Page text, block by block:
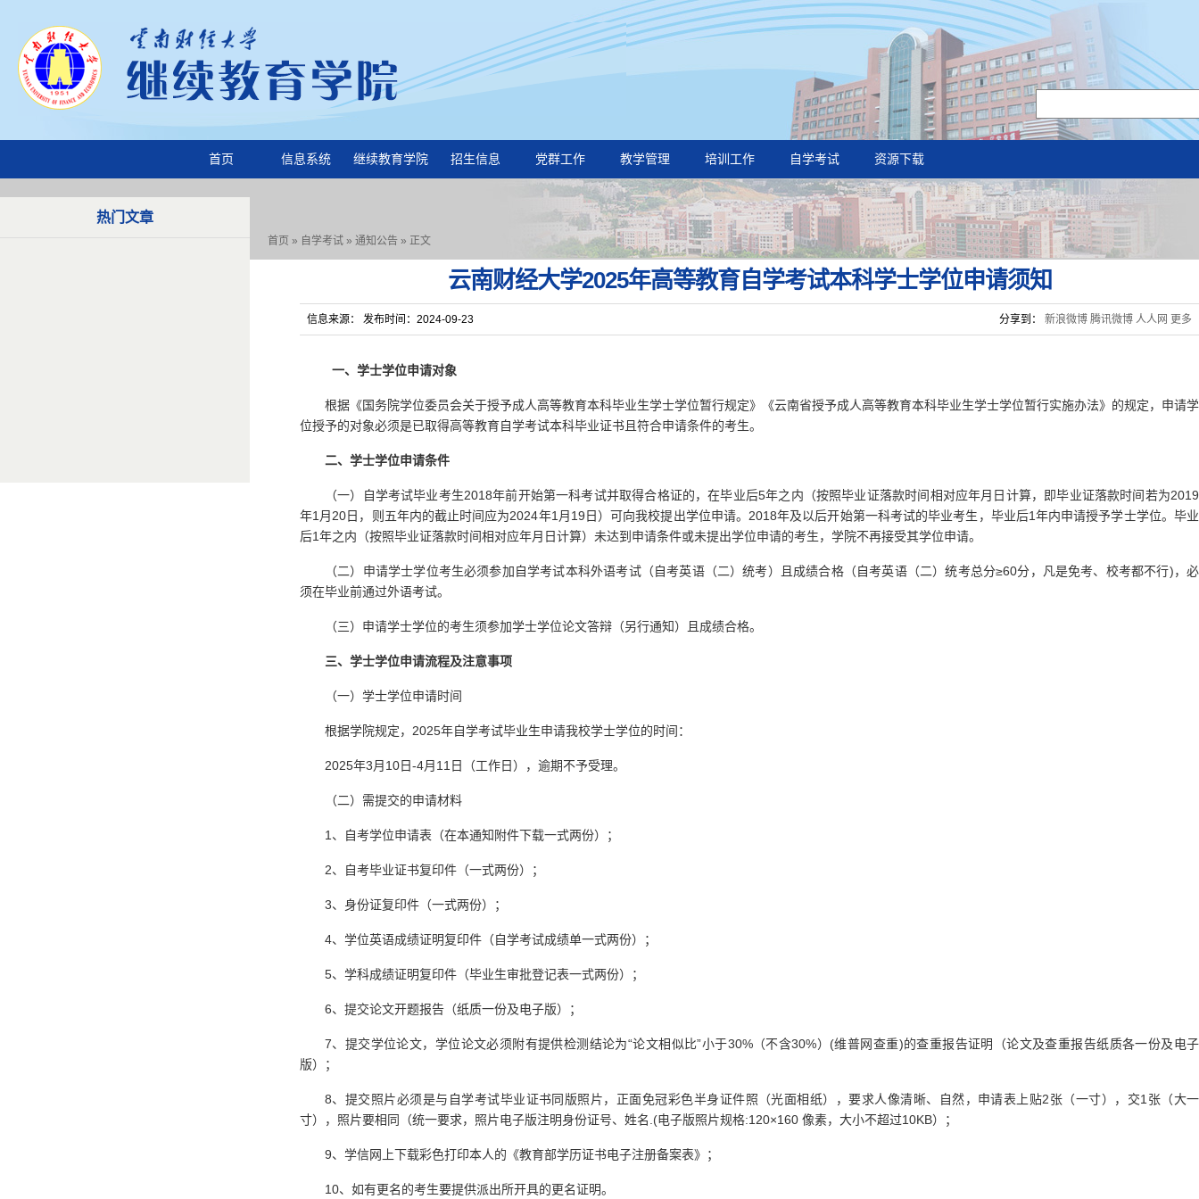
首页 信息系统 继续教育学院 招生信息 党群工作 教学管理 培训工作 自学考试 资源下载
首页 » 自学考试 » 通知公告 » 正文
云南财经大学2025年高等教育自学考试本科学士学位申请须知
信息来源： 发布时间：2024-09-23 分享到： 新浪微博 腾讯微博 人人网 更多
一、学士学位申请对象
根据《国务院学位委员会关于授予成人高等教育本科毕业生学士学位暂行规定》《云南省授予成人高等教育本科毕业生学士学位暂行实施办法》的规定，申请学
位授予的对象必须是已取得高等教育自学考试本科毕业证书且符合申请条件的考生。
二、学士学位申请条件
（一）自学考试毕业考生2018年前开始第一科考试并取得合格证的，在毕业后5年之内（按照毕业证落款时间相对应年月日计算，即毕业证落款时间若为2019
年1月20日，则五年内的截止时间应为2024年1月19日）可向我校提出学位申请。2018年及以后开始第一科考试的毕业考生，毕业后1年内申请授予学士学位。毕业
后1年之内（按照毕业证落款时间相对应年月日计算）未达到申请条件或未提出学位申请的考生，学院不再接受其学位申请。
（二）申请学士学位考生必须参加自学考试本科外语考试（自考英语（二）统考）且成绩合格（自考英语（二）统考总分≥60分，凡是免考、校考都不行)，必
须在毕业前通过外语考试。
（三）申请学士学位的考生须参加学士学位论文答辩（另行通知）且成绩合格。
三、学士学位申请流程及注意事项
（一）学士学位申请时间
根据学院规定，2025年自学考试毕业生申请我校学士学位的时间：
2025年3月10日-4月11日（工作日），逾期不予受理。
（二）需提交的申请材料
1、自考学位申请表（在本通知附件下载一式两份）；
2、自考毕业证书复印件（一式两份）；
3、身份证复印件（一式两份）；
4、学位英语成绩证明复印件（自学考试成绩单一式两份）；
5、学科成绩证明复印件（毕业生审批登记表一式两份）；
6、提交论文开题报告（纸质一份及电子版）；
7、提交学位论文，学位论文必须附有提供检测结论为“论文相似比”小于30%（不含30%）(维普网查重)的查重报告证明（论文及查重报告纸质各一份及电子
版）；
8、提交照片必须是与自学考试毕业证书同版照片，正面免冠彩色半身证件照（光面相纸），要求人像清晰、自然，申请表上贴2张（一寸），交1张（大一
寸），照片要相同（统一要求，照片电子版注明身份证号、姓名.(电子版照片规格:120×160 像素，大小不超过10KB）；
9、学信网上下载彩色打印本人的《教育部学历证书电子注册备案表》；
10、如有更名的考生要提供派出所开具的更名证明。
热门文章